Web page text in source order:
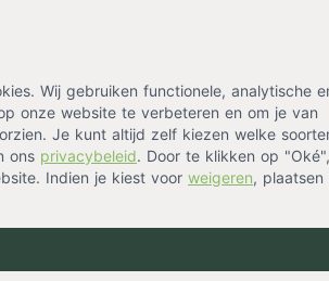
Wij gebruiken functionele, analytische
onze website te verbeteren en om je van
Je kunt altijd zelf kiezen welke
ons privacybeleid. Door te klikken op
Indien je kiest voor weigeren, plaatsen
de Magical Four Seasons (vier
paarse bloem en eindigt
roze/groen naar bijna
bol.
,Solitair